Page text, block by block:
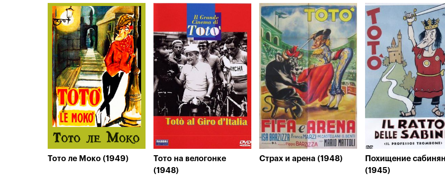
Тото ле Моко (1949)
Тото на велогонке
(1948)
Страх и арена (1948)
Похищение
(1945)